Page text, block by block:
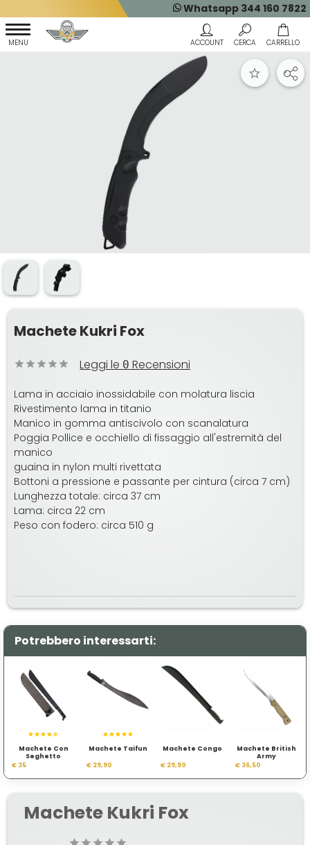
Whatsapp 344 160 7822
Machete Kukri Fox
Leggi le 0 Recensioni
Lama in acciaio inossidabile con molatura liscia
Rivestimento lama in titanio
Manico in gomma antiscivolo con scanalatura
Poggia Pollice e occhiello di fissaggio all'estremità del
manico
guaina in nylon multi rivettata
Bottoni a pressione e passante per cintura (circa 7 cm)
Lunghezza totale: circa 37 cm
Lama: circa 22 cm
Peso con fodero: circa 510 g
Potrebbero interessarti:
Machete Con
Seghetto
€ 35
Machete Taifun
€ 29,90
Machete Congo
€ 29,90
Machete British
Army
€ 36,50
Machete Kukri Fox